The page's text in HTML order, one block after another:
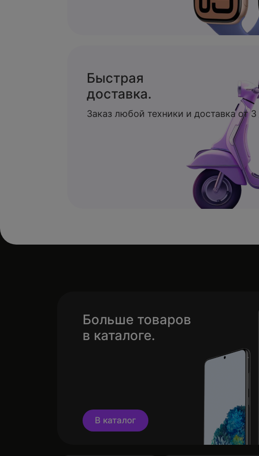
Быстрая
доставка.
Заказ любой техники и доставка от 3
Больше товаров
в каталоге.
В каталог